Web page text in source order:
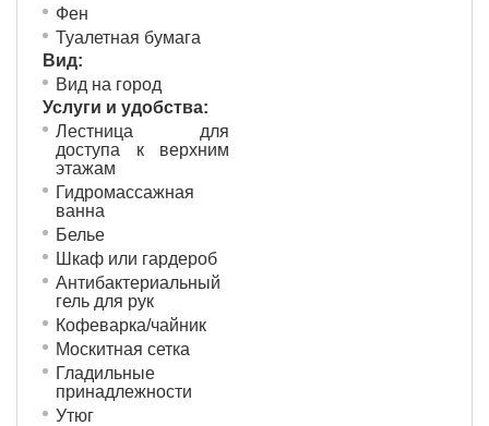
Фен
Туалетная бумага
Вид:
Вид на город
Услуги и удобства: ​
Лестница для
доступа к верхним
этажам
Гидромассажная
ванна
Белье
Шкаф или гардероб
Антибактериальный
гель для рук
Кофеварка/чайник
Москитная сетка
Гладильные
принадлежности
Утюг